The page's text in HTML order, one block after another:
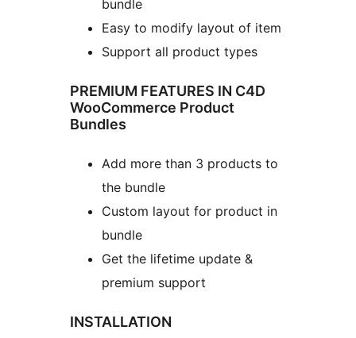
bundle
Easy to modify layout of item
Support all product types
PREMIUM FEATURES IN C4D
WooCommerce Product
Bundles
Add more than 3 products to
the bundle
Custom layout for product in
bundle
Get the lifetime update &
premium support
INSTALLATION